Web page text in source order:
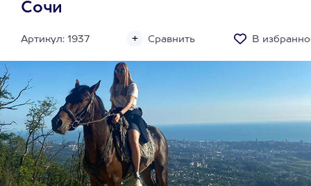
Сочи
Артикул: 1937 Сравнить В